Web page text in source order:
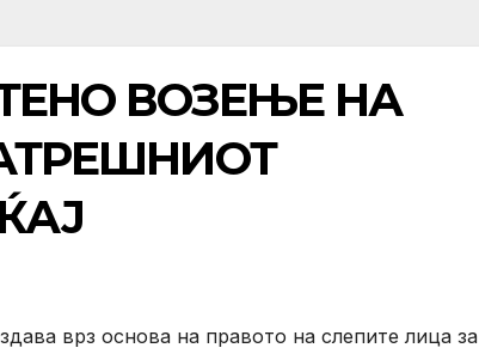
ВОЗЕЊЕ НА
врз основа на правото на слепите лица за